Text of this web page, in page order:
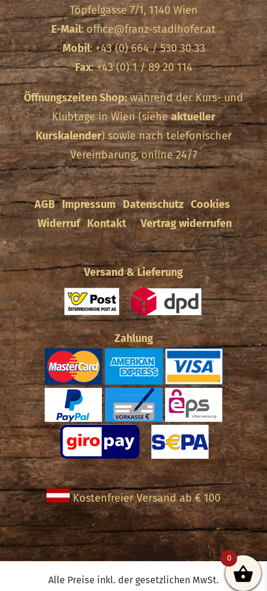
Töpfelgasse 7/1, 1140 Wien
E-Mail:office@franz-stadlhofer.at
Mobil: +43 (0) 664 / 530 30 33
Fax: +43 (0) 1 / 89 20 114
Öffnungszeiten Shop:während der Kurs- und
Klubtage in Wien (sieheaktueller
Kurskalender) sowie nach telefonischer
Vereinbarung, online 24/7
AGB Impressum Datenschutz Cookies
Widerruf Kontakt Vertrag widerrufen
Versand & Lieferung
Zahlung
Kostenfreier Versand ab € 100
Alle Preise inkl. der gesetzlichen MwSt.
0